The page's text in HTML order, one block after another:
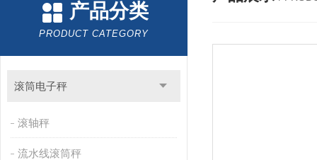
产品分类
PRODUCT CATEGORY
滚筒电子秤
滚轴秤
流水线滚筒秤